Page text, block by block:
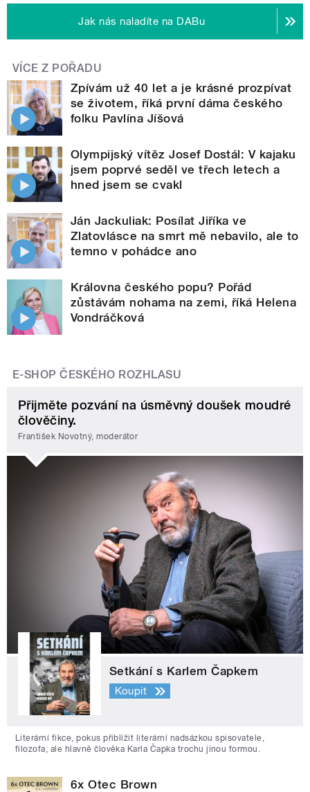
Jak nás naladíte na DABu
VÍCE Z POŘADU
Zpívám už 40 let a je krásné prozpívat
se životem, říká první dáma českého
folku Pavlína Jíšová
Olympijský vítěz Josef Dostál: V kajaku
jsem poprvé seděl ve třech letech a
hned jsem se cvakl
Ján Jackuliak: Posílat Jiříka ve
Zlatovlásce na smrt mě nebavilo, ale to
temno v pohádce ano
Královna českého popu? Pořád
zůstávám nohama na zemi, říká Helena
Vondráčková
E-SHOP ČESKÉHO ROZHLASU
Přijměte pozvání na úsměvný doušek moudré
člověčiny.
František Novotný, moderátor
Setkání s Karlem Čapkem
Koupit
Literární fikce, pokus přiblížit literární nadsázkou spisovatele,
filozofa, ale hlavně člověka Karla Čapka trochu jinou formou.
6x Otec Brown